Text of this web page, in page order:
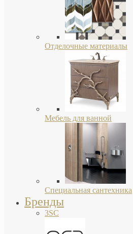
Отделочные материалы
Мебель для ванной
Специальная сантехника
Бренды
3SC